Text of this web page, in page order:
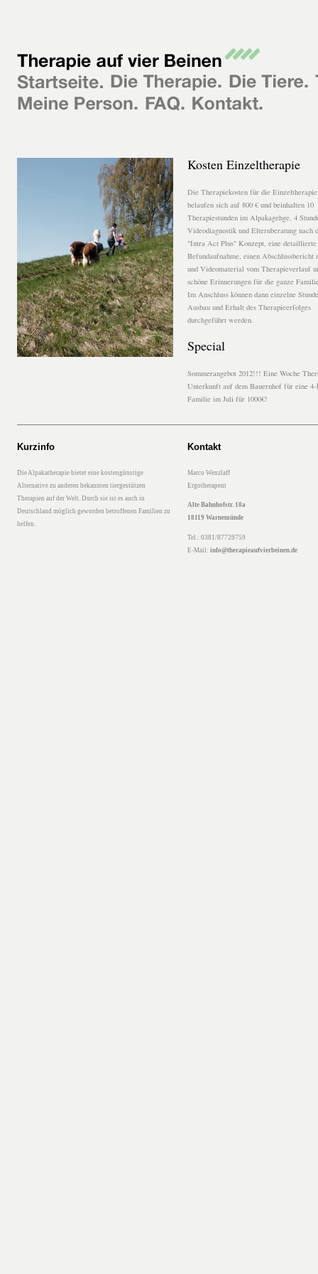
Kosten Einzeltherapie
Die Therapiekosten für die Einzeltherapie
belaufen sich auf 800 € und beinhalten 10
Therapiestunden im Alpakagehge, 4
Videodiagnostik und Elternberatung nach
"Intra Act Plus" Konzept, eine detaillierte
Befundaufnahme, einen
und Videomaterial vom Therapieverlauf
schöne Erinnerungen für die ganze
Im Anschluss können dann einzelne
Ausbau und Erhalt des Therapieerfolges
durchgeführt werden.
Special
Sommerangebot 2012!!! Eine Woche
Unterkunft auf dem Bauernhof für eine 4-
Familie im Juli für 1000€!
Kurzinfo Kontakt
Die Alpakatherapie bietet eine kostengünstige
Alternative zu anderen bekannten tiergestützen
Therapien auf der Welt. Durch sie ist es auch in
Deutschland möglich geworden betroffenen Familien zu
helfen.
Marco Wenzlaff
Ergotherapeut
Alte Bahnhofstr. 10a
18119 Warnemünde
Tel.: 0381/87729759
E-Mail: info@therapieaufvierbeinen.de